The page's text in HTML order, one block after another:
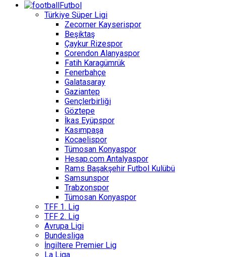
Futbol
Türkiye Süper Ligi
Zecorner Kayserispor
Beşiktaş
Çaykur Rizespor
Corendon Alanyaspor
Fatih Karagümrük
Fenerbahçe
Galatasaray
Gaziantep
Gençlerbirliği
Göztepe
İkas Eyüpspor
Kasımpaşa
Kocaelispor
Tümosan Konyaspor
Hesap.com Antalyaspor
Rams Başakşehir Futbol Kulübü
Samsunspor
Trabzonspor
Tümosan Konyaspor
TFF 1. Lig
TFF 2. Lig
Avrupa Ligi
Bundesliga
İngiltere Premier Lig
La Liga